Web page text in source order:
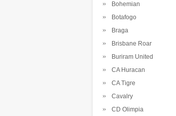
Bohemian
Botafogo
Braga
Brisbane Roar
Buriram United
CA Huracan
CA Tigre
Cavalry
CD Olimpia